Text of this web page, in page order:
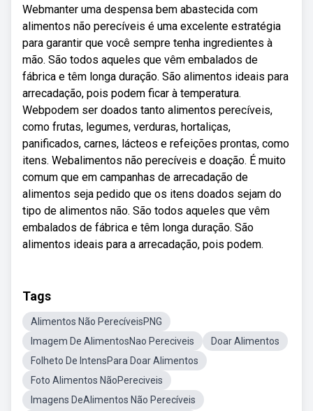
Webmanter uma despensa bem abastecida com
alimentos não perecíveis é uma excelente estratégia
para garantir que você sempre tenha ingredientes à
mão. São todos aqueles que vêm embalados de
fábrica e têm longa duração. São alimentos ideais para
arrecadação, pois podem ficar à temperatura.
Webpodem ser doados tanto alimentos perecíveis,
como frutas, legumes, verduras, hortaliças,
panificados, carnes, lácteos e refeições prontas, como
itens. Webalimentos não perecíveis e doação. É muito
comum que em campanhas de arrecadação de
alimentos seja pedido que os itens doados sejam do
tipo de alimentos não. São todos aqueles que vêm
embalados de fábrica e têm longa duração. São
alimentos ideais para a arrecadação, pois podem.
Tags
Alimentos Não PerecíveisPNG
Imagem De AlimentosNao Pereciveis
Doar Alimentos
Folheto De IntensPara Doar Alimentos
Foto Alimentos NãoPereciveis
Imagens DeAlimentos Não Perecíveis